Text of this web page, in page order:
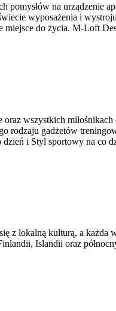
na urządzenie
wyposażenia i
miejsce do życia. M-Loft
wszystkich
rodzaju gadżetów
dzień i Styl sportowy na co
z lokalną kulturą, a
Islandii oraz